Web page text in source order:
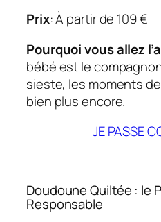
Prix: À partir de 109 €
Pourquoi vous allez
bébé est le
sieste, les moments
bien plus encore.
JE PASSE
Doudoune Quiltée : le
Responsable